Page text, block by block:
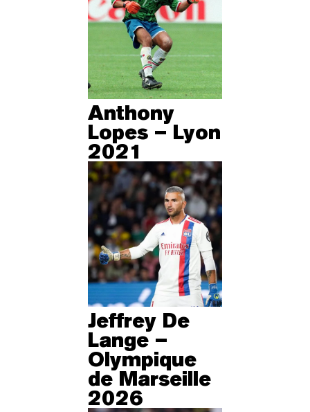
Anthony
Lopes – Lyon
2021
Jeffrey De
Lange –
Olympique
de Marseille
2026